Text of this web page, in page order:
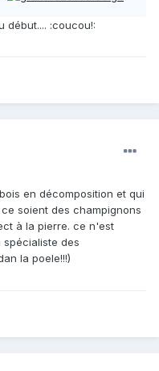
début.... :coucou!:
en décomposition et qui
soient des champignons
à la pierre. ce n'est
des
la poele!!!)